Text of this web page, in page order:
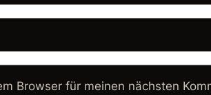
Browser für meinen nächsten